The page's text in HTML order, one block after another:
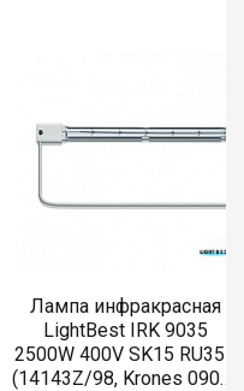
Лампа инфракрасная
LightBest IRK 9035
2500W 400V SK15 RU355
(14143Z/98, Krones 0900-